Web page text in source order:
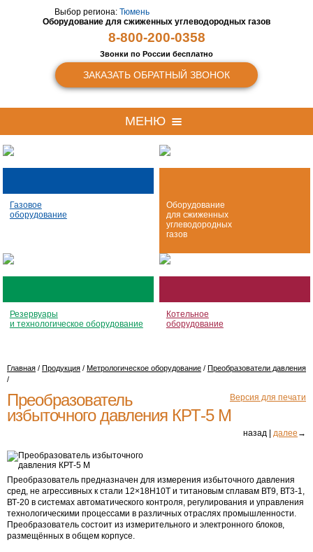
Выбор региона: Тюмень
Оборудование для сжиженных углеводородных газов
8-800-200-0358
Звонки по России бесплатно
ЗАКАЗАТЬ ОБРАТНЫЙ ЗВОНОК
МЕНЮ
Газовое
оборудование
Оборудование
для сжиженных
углеводородных
газов
Резервуары
и технологическое оборудование
Котельное
оборудование
Главная / Продукция / Метрологическое оборудование / Преобразователи давления
/
Версия для печати
Преобразователь
избыточного давления КРТ-5М
назад | далее →
Преобразователь предназначен для измерения избыточного давления
сред, не агрессивных к стали 12×18Н10Т и титановым сплавам ВТ9, ВТ3-1
ВТ-20 в системах автоматического контроля, регулирования и управления
технологическими процессами в различных отраслях промышленности.
Преобразователь состоит из измерительного и электронного блоков,
размещённых в общем корпусе.